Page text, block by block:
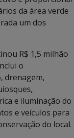
da área verde
um dos
R$ 1,5 milhão
o
drenagem,
e iluminação do
e veículos para
do local.